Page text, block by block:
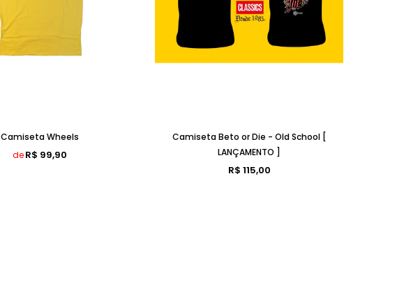
Camiseta Wheels
deR$ 99,90
Camiseta Beto or Die - Old School [
LANÇAMENTO ]
R$ 115,00